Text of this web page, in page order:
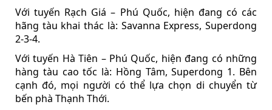
Với tuyến Rạch Giá – Phú Quốc, hiện đang có các
hãng tàu khai thác là: Savanna Express, Superdong
2-3-4.
Với tuyến Hà Tiên – Phú Quốc, hiện đang có những
hàng tàu cao tốc là: Hồng Tâm, Superdong 1. Bên
cạnh đó, mọi người có thể lựa chọn di chuyển từ
bến phà Thạnh Thới.